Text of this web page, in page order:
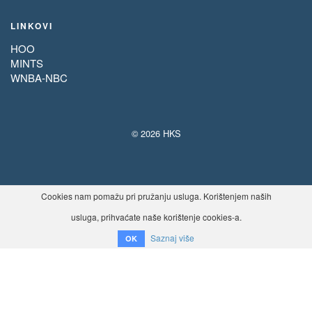
LINKOVI
HOO
MINTS
WNBA-NBC
© 2026 HKS
Cookies nam pomažu pri pružanju usluga. Korištenjem naših
usluga, prihvaćate naše korištenje cookies-a.
OK Saznaj više